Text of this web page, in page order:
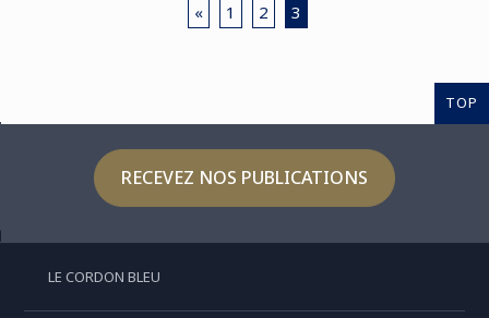
« 1 2 3
TOP
RECEVEZ NOS PUBLICATIONS
LE CORDON BLEU